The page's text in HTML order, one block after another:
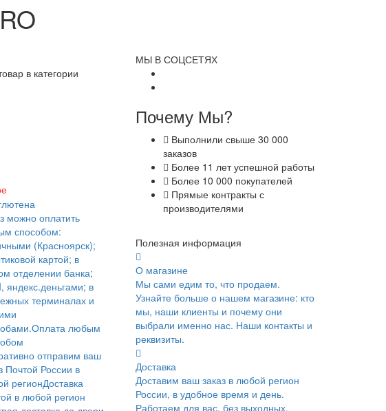
в категории
можно оплатить
способом:
(Красноярск);
картой; в
отделении банка;
яндекс.деньгами; в
терминалах и
Оплата любым
отправим ваш
Почтой России в
регионДоставка
в любой регион
МЫ В СОЦСЕТЯХ
Почему Мы?
Выполнили свыше 30 000
заказов
Более 11 лет успешной работы
Более 10 000 покупателей
Прямые контракты с
производителями
Полезная информация
О магазине
Мы сами едим то, что продаем.
Узнайте больше о нашем магазине: кто
мы, наши клиенты и почему они
выбрали именно нас. Наши контакты и
реквизиты.
Доставка
Доставим ваш заказ в любой регион
России, в удобное время и день.
Работаем для вас, без выходных.